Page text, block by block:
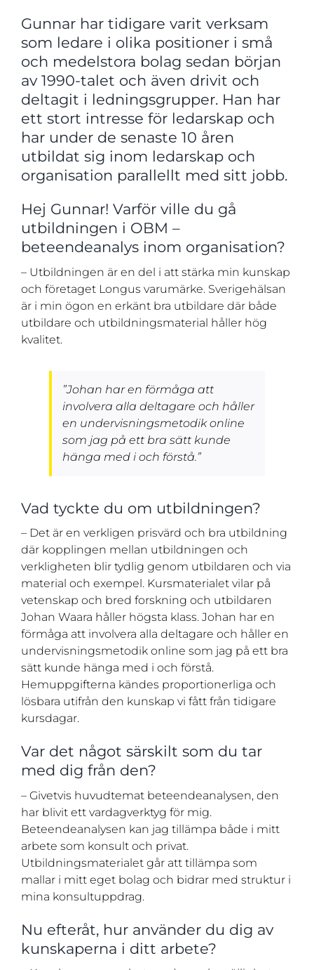
Gunnar har tidigare varit verksam
som ledare i olika positioner i små
och medelstora bolag sedan början
av 1990-talet och även drivit och
deltagit i ledningsgrupper. Han har
ett stort intresse för ledarskap och
har under de senaste 10 åren
utbildat sig inom ledarskap och
organisation parallellt med sitt jobb.
Hej Gunnar! Varför ville du gå
utbildningen i OBM –
beteendeanalys inom organisation?
– Utbildningen är en del i att stärka min kunskap
och företaget Longus varumärke. Sverigehälsan
är i min ögon en erkänt bra utbildare där både
utbildare och utbildningsmaterial håller hög
kvalitet.
”Johan har en förmåga att
involvera alla deltagare och håller
en undervisningsmetodik online
som jag på ett bra sätt kunde
hänga med i och förstå.”
Vad tyckte du om utbildningen?
– Det är en verkligen prisvärd och bra utbildning
där kopplingen mellan utbildningen och
verkligheten blir tydlig genom utbildaren och via
material och exempel. Kursmaterialet vilar på
vetenskap och bred forskning och utbildaren
Johan Waara håller högsta klass. Johan har en
förmåga att involvera alla deltagare och håller en
undervisningsmetodik online som jag på ett bra
sätt kunde hänga med i och förstå.
Hemuppgifterna kändes proportionerliga och
lösbara utifrån den kunskap vi fått från tidigare
kursdagar.
Var det något särskilt som du tar
med dig från den?
– Givetvis huvudtemat beteendeanalysen, den
har blivit ett vardagverktyg för mig.
Beteendeanalysen kan jag tillämpa både i mitt
arbete som konsult och privat.
Utbildningsmaterialet går att tillämpa som
mallar i mitt eget bolag och bidrar med struktur i
mina konsultuppdrag.
Nu efteråt, hur använder du dig av
kunskaperna i ditt arbete?